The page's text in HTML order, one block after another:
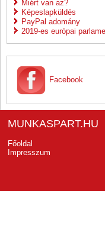
Miért van az?
Képeslapküldés
PayPal adomány
2019-es európai
Facebook
MUNKASPART.HU
Főoldal
Impresszum